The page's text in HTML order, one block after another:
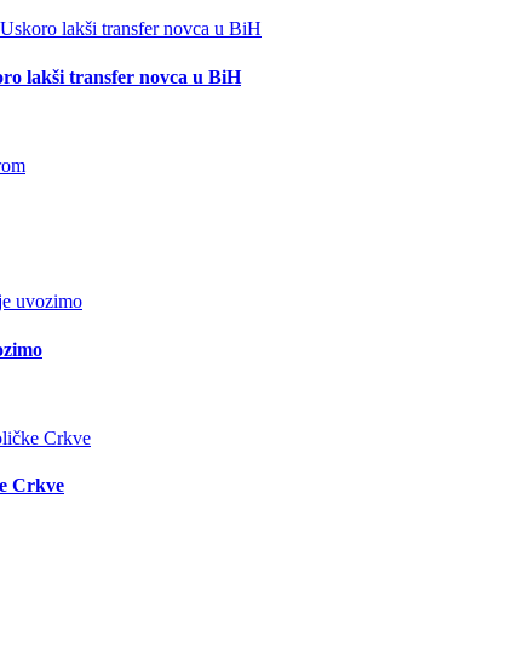
lakši transfer novca u BiH
Crkve